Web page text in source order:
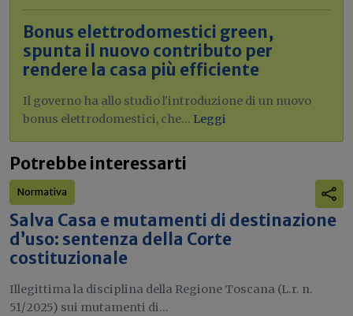
Bonus elettrodomestici green,
spunta il nuovo contributo per
rendere la casa più efficiente
Il governo ha allo studio l'introduzione di un nuovo
bonus elettrodomestici, che... Leggi
Potrebbe interessarti
Normativa
Salva Casa e mutamenti di destinazione
d’uso: sentenza della Corte
costituzionale
Illegittima la disciplina della Regione Toscana (L.r. n.
51/2025) sui mutamenti di...